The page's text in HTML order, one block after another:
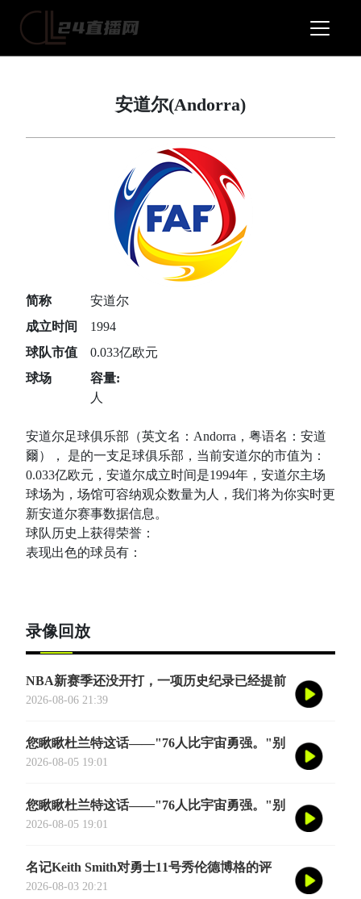
安道尔(Andorra)
简称
安道尔
成立时间
1994
球队市值
0.033亿欧元
球场
容量:
人
安道尔足球俱乐部（英文名：Andorra，粤语名：安道
爾）， 是的一支足球俱乐部，当前安道尔的市值为：
0.033亿欧元，安道尔成立时间是1994年，安道尔主场
球场为，场馆可容纳观众数量为人，我们将为你实时更
新安道尔赛事数据信息。
球队历史上获得荣誉：
表现出色的球员有：
录像回放
NBA新赛季还没开打，一项历史纪录已经提前
诞生——英国篮球俱乐部伦敦雄狮将首次站上
2026-08-06 21:39
您瞅瞅杜兰特这话——"76人比宇宙勇强。"别
觉得他是谦虚或者脑子进水了，我给您掰开了
2026-08-05 19:01
您瞅瞅杜兰特这话——"76人比宇宙勇强。"别
觉得他是谦虚或者脑子进水了，我给您掰开了
2026-08-05 19:01
名记Keith Smith对勇士11号秀伦德博格的评
价，用词非常精准。他说伦德博格是夏联最耀
2026-08-03 20:21